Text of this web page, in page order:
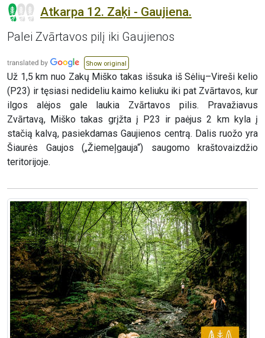
Atkarpa 12. Zaķi - Gaujiena.
Palei Zvārtavos pilį iki Gaujienos
Show original
Už 1,5 km nuo Zakų Miško takas išsuka iš Sėlių–Vireši kelio
(P23) ir tęsiasi nedideliu kaimo keliuku iki pat Zvārtavos, kur
ilgos alėjos gale laukia Zvārtavos pilis. Pravažiavus
Zvārtavą, Miško takas grįžta į P23 ir paėjus 2 km kyla į
stačią kalvą, pasiekdamas Gaujienos centrą. Dalis ruožo yra
Šiaurės Gaujos („Žiemeļgauja“) saugomo kraštovaizdžio
teritorijoje.